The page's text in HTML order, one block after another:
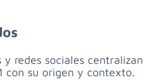
redes sociales centralizan
con su origen y contexto.